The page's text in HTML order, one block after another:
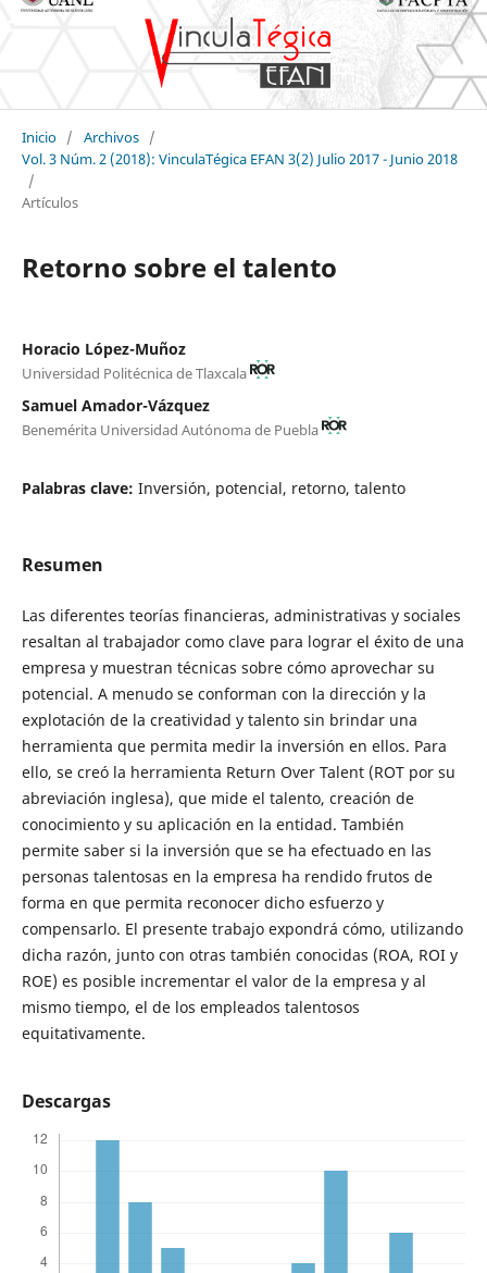
Inicio / Archivos /
Vol. 3 Núm. 2 (2018): VinculaTégica EFAN 3(2) Julio 2017 - Junio 2018
/
Artículos
Retorno sobre el talento
Horacio López-Muñoz
Universidad Politécnica de Tlaxcala
Samuel Amador-Vázquez
Benemérita Universidad Autónoma de Puebla
Palabras clave: Inversión, potencial, retorno, talento
Resumen
Las diferentes teorías financieras, administrativas y sociales
resaltan al trabajador como clave para lograr el éxito de una
empresa y muestran técnicas sobre cómo aprovechar su
potencial. A menudo se conforman con la dirección y la
explotación de la creatividad y talento sin brindar una
herramienta que permita medir la inversión en ellos. Para
ello, se creó la herramienta Return Over Talent (ROT por su
abreviación inglesa), que mide el talento, creación de
conocimiento y su aplicación en la entidad. También
permite saber si la inversión que se ha efectuado en las
personas talentosas en la empresa ha rendido frutos de
forma en que permita reconocer dicho esfuerzo y
compensarlo. El presente trabajo expondrá cómo, utilizando
dicha razón, junto con otras también conocidas (ROA, ROI y
ROE) es posible incrementar el valor de la empresa y al
mismo tiempo, el de los empleados talentosos
equitativamente.
Descargas